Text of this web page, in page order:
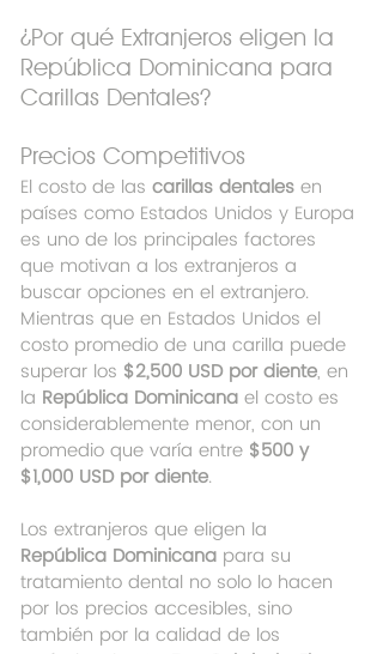
¿Por qué Extranjeros eligen la
República Dominicana para
Carillas Dentales?
Precios Competitivos
El costo de las carillas dentales en
países como Estados Unidos y Europa
es uno de los principales factores
que motivan a los extranjeros a
buscar opciones en el extranjero.
Mientras que en Estados Unidos el
costo promedio de una carilla puede
superar los $2,500 USD por diente, en
la República Dominicana el costo es
considerablemente menor, con un
promedio que varía entre $500 y
$1,000 USD por diente.
Los extranjeros que eligen la
República Dominicana para su
tratamiento dental no solo lo hacen
por los precios accesibles, sino
también por la calidad de los